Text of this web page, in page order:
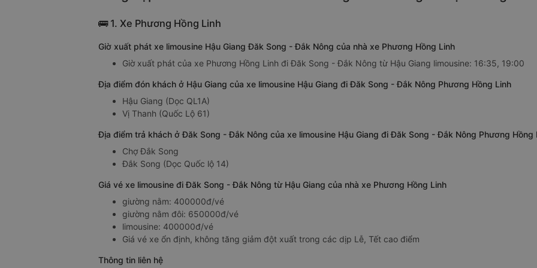
🚌 1. Xe Phương Hồng Linh
Giờ xuất phát xe limousine Hậu Giang Đăk Song - Đắk Nông của nhà xe Phương Hồng Linh
Giờ xuất phát của xe Phương Hồng Linh đi Đăk Song - Đắk Nông từ Hậu Giang limousine: 16:35, 19:00
Địa điểm đón khách ở Hậu Giang của xe limousine Hậu Giang đi Đăk Song - Đắk Nông Phương Hồng Linh
Hậu Giang (Dọc QL1A)
Vị Thanh (Quốc Lộ 61)
Địa điểm trả khách ở Đăk Song - Đắk Nông của xe limousine Hậu Giang đi Đăk Song - Đắk Nông Phương Hồng
Chợ Đắk Song
Đắk Song (Dọc Quốc lộ 14)
Giá vé xe limousine đi Đăk Song - Đắk Nông từ Hậu Giang của nhà xe Phương Hồng Linh
giường nằm: 400000đ/vé
giường nằm đôi: 650000đ/vé
limousine: 400000đ/vé
Giá vé xe ổn định, không tăng giảm đột xuất trong các dịp Lễ, Tết cao điểm
Thông tin liên hệ